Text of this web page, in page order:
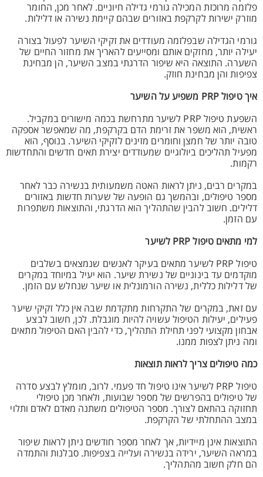
פלזמה מרוכזת המכילה גורמי גדילה חיוניים. לאחר מכן, החומר
מוזרק ישירות לקרקפת באזורים שבהם קיימת נשירה או דלילות.
גורמי הגדילה שבפלזמה מעודדים את זקיקי השיער לפעול בצורה
יעילה יותר, מחזקים אותם ומסייעים להאריך את מחזור החיים של
השערה. התוצאה היא שיפור הדרגתי במצב השיער, הן מבחינת
צפיפות והן מבחינת חוזק.
איך טיפול PRP משפיע על השיער
השפעת טיפול PRP לשיער מתרחשת בכמה מישורים במקביל.
ראשית, הוא משפר את זרימת הדם בקרקפת, מה שמאפשר אספקה
טובה יותר של חמצן וחומרים מזינים לזקיקי השיער. בנוסף, הוא
מפעיל תהליכים ביולוגיים שמעודדים יצירת תאים חדשים והתחדשות
רקמות.
במקרים רבים, ניתן לראות האטה משמעותית בנשירה כבר לאחר
מספר טיפולים, ובהמשך גם הופעה של שערות חדשות באזורים
דלילים. חשוב להבין שהתהליך הוא הדרגתי, והתוצאות משתפרות
עם הזמן.
למי מתאים טיפול PRP לשיער
טיפול PRP לשיער מתאים בעיקר לאנשים שנמצאים בשלבים
מוקדמים עד בינוניים של נשירת שיער. הוא יעיל במיוחד במקרים
של דלילות כללית, נשירה הורמונלית או שיער שנחלש עם הזמן.
עם זאת, במקרים של התקרחות מתקדמת שבה אין כלל זקיקי שיער
פעילים, יעילות הטיפול עשויה להיות מוגבלת. לכן, חשוב לבצע
אבחון מקצועי לפני תחילת התהליך, כדי להבין האם הטיפול מתאים
ומה ניתן לצפות ממנו.
כמה טיפולים צריך לראות תוצאות
טיפול PRP לשיער אינו טיפול חד פעמי. לרוב, מומלץ לבצע סדרה
של טיפולים בהפרשים של מספר שבועות, ולאחר מכן טיפולי
תחזוקה בהתאם לצורך. מספר הטיפולים משתנה מאדם לאדם ותלוי
במצב ההתחלתי של הקרקפת.
התוצאות אינן מיידיות, אך לאחר מספר חודשים ניתן לראות שיפור
במראה השיער, ירידה בנשירה ועלייה בצפיפות. סבלנות והתמדה
הם חלק חשוב מהתהליך.